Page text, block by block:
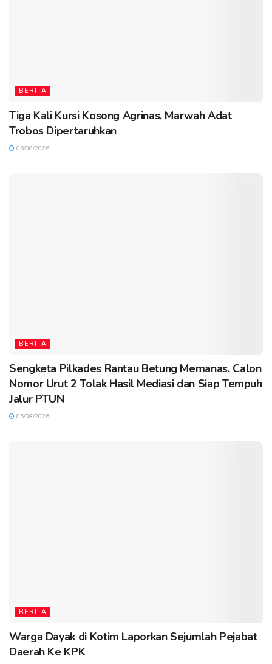
BERITA
Tiga Kali Kursi Kosong Agrinas, Marwah Adat
Trobos Dipertaruhkan
06/08/2026
BERITA
Sengketa Pilkades Rantau Betung Memanas, Calon
Nomor Urut 2 Tolak Hasil Mediasi dan Siap Tempuh
Jalur PTUN
05/08/2026
BERITA
Warga Dayak di Kotim Laporkan Sejumlah Pejabat
Daerah Ke KPK